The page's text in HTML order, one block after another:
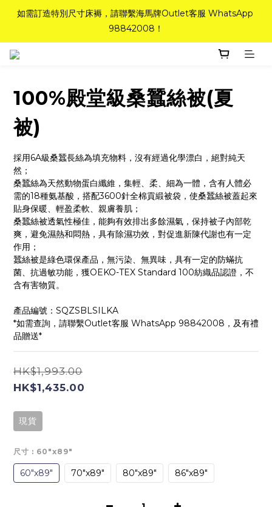
如需訂造特別尺寸床褥，請聯繫海馬牌Outlet客服 WhatsApp
98842008！
如需訂造特別尺寸床褥，請聯繫海馬牌Outlet客服 WhatsApp
98842008！
Top-Tier Quality系列床褥82折(新永久記憶床褥 及 健康記憶床
粉紅水晶床褥，立即搶購，享6折優惠！
如需訂造特別尺寸床褥，請聯繫海馬牌Outlet客服 WhatsApp
98842008！
100%殿堂級桑蠶絲被(夏
被)
採用6A級桑蠶長絲為填充物料，沒有經過化學漂白，絕對純天
然；
桑蠶絲為天然動物蛋白纖維，集輕、柔、細為一體，含有人體必
需的18種氨基酸，搭配3600針全棉貢緞被袋，使桑蠶絲被蓋起來
貼身保暖、輕盈柔軟、親膚養肌；
桑蠶絲被透氣性極佳，能夠有效排出多餘濕氣，保持被子內部乾
爽，避免濕熱和悶熱，具有除濕功效，對促進新陳代謝也有一定
作用；
蠶絲被是綠色環保產品，無污染、無異味，具有一定的防蟎抗
菌、抗過敏功能，獲OEKO-TEX Standard 100紡織品認證，不
含有害物質。
產品編號：SQZSBLSILKA
*如需查詢，請聯繫Outlet客服 WhatsApp 98842008，及有禮
品贈送*
HK$1,993.00
HK$1,435.00
現貨
尺寸 : 60"x89"
60"x89" 70"x89" 80"x89" 86"x89"